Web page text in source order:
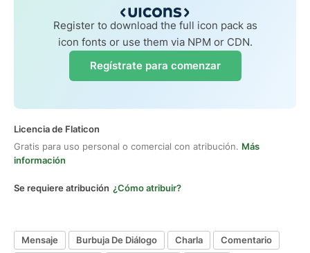
Register to download the full icon pack as
icon fonts or use them via NPM or CDN.
Regístrate para comenzar
Licencia de Flaticon
Gratis para uso personal o comercial con atribución. Más
información
Se requiere atribución ¿Cómo atribuir?
Mensaje Burbuja De Diálogo Charla
Comentario